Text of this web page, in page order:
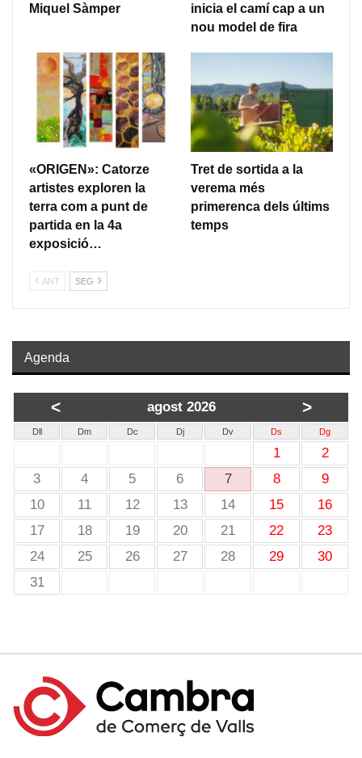
Miquel Sàmper
inicia el camí cap a un
nou model de fira
«ORIGEN»: Catorze
artistes exploren la
terra com a punt de
partida en la 4a
exposició…
Tret de sortida a la
verema més
primerenca dels últims
temps
ANT SEG
Agenda
< agost 2026 >
Dll Dm Dc Dj Dv Ds Dg
1
2
3
4 5 6 7 8
9
10
11 12 13 14 15
16
17
18 19 20 21 22
23
24
25 26 27 28 29
30
31